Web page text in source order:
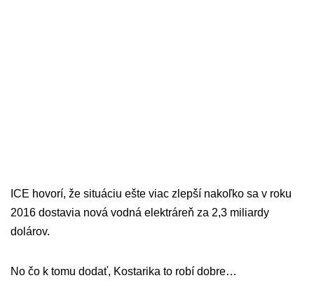
ICE hovorí, že situáciu ešte viac zlepší nakoľko sa v roku
2016 dostavia nová vodná elektráreň za 2,3 miliardy
dolárov.
No čo k tomu dodať, Kostarika to robí dobre…